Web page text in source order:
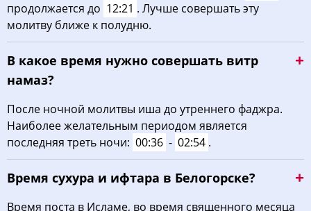
продолжается до 12:21 . Лучше совершать эту
молитву ближе к полудню.
В какое время нужно совершать витр
намаз?
После ночной молитвы иша до утреннего фаджра.
Наиболее желательным периодом является
последняя треть ночи: 00:36 - 02:54 .
Время сухура и ифтара в Белогорске?
Время поста в Исламе, во время священного месяца